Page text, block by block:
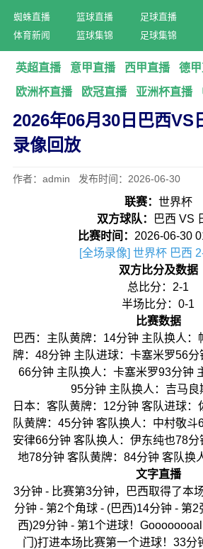
蜘蛛直播 篮球直播 足球直播
体育新闻
篮球集锦 足球集锦
英超直播 意甲直播 西甲直播 德
欧洲杯直播
欧冠直播 亚洲杯直播
2026年06月30日巴西VS
录像回放
作者：admin 发布时间：2026-06-30
联赛： 世界杯
双方球队：
巴西 VS
比赛时间： 2026-06-30
[全场录像] 世界杯 巴西
双方比分及数据
总比分：2-1
半场比分：0-1
比赛数据
巴西：主队黄牌：14分钟 主队换人
牌：48分钟 主队进球：卡塞米罗56
66分钟 主队换人：卡塞米罗93分钟
95分钟 主队换人：吉马良
日本：客队黄牌：12分钟 客队进球
队黄牌：45分钟 客队换人：中村敬斗
安律66分钟 客队换人：伊东纯也78
地78分钟 客队黄牌：84分钟 客队换
文字直播
3分钟 - 比赛第3分钟，巴西取得了本
分钟 - 第2个角球 - (巴西)14分钟 - 第
西)29分钟 - 第1个进球！
门)打进本场比赛第一个进球！33分